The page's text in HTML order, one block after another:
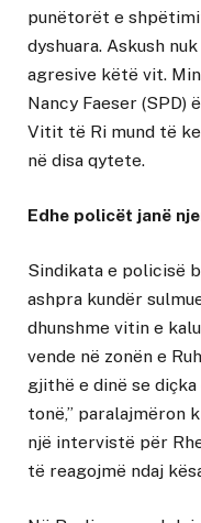
punëtorët e
dyshuara. Askush
agresive këtë vit.
Nancy Faeser (SPD)
Vitit të Ri mund të
në disa qytete.
Edhe policët janë
Sindikata e policisë
ashpra kundër
dhunshme vitin e
vende në zonën e
gjithë e dinë se
tonë,” paralajmëron
një intervistë për
të reagojmë ndaj